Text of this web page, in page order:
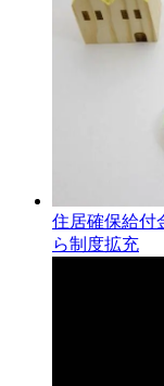
住居確保給付
ら制度拡充